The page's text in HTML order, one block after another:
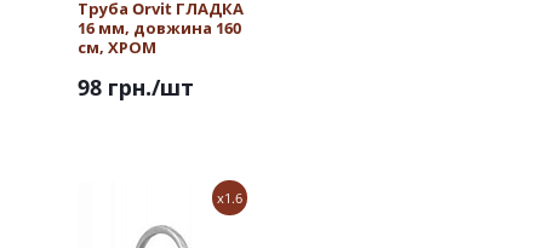
Труба Orvit ГЛАДКА
16 мм, довжина 160
см, ХРОМ
98 грн./шт
x1.6